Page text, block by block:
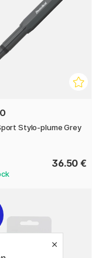
Stylo-plume Grey
36.50 €